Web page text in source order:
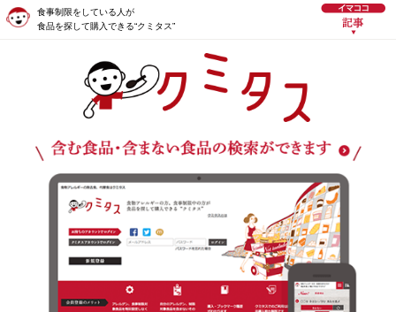
食事制限をしている人が
食品を探して購入できる“クミタス”